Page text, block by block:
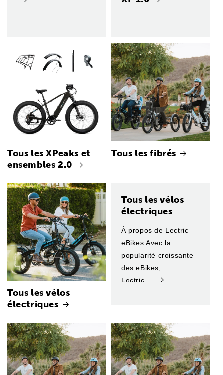
Tous les XPeaks et
ensembles 2.0
Tous les fibrés
Tous les vélos
électriques
Tous les vélos
électriques
À propos de Lectric
eBikes Avec la
popularité croissante
des eBikes,
Lectric...